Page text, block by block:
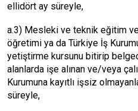
ellidört ay süreyle,
a.3) Mesleki ve teknik eğitim
öğretimi ya da Türkiye İş
yetiştirme kursunu bitirip
alanlarda işe alınan ve/veya
Kurumuna kayıtlı işsiz
süreyle,